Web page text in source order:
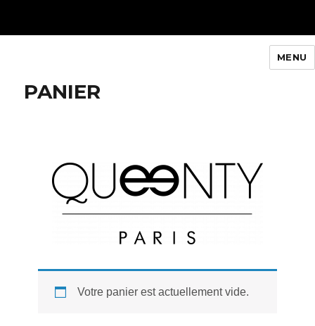
MENU
PANIER
Votre panier est actuellement vide.